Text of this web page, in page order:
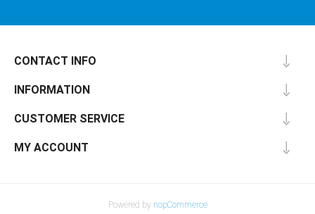
CONTACT INFO
INFORMATION
CUSTOMER SERVICE
MY ACCOUNT
Powered by nopCommerce